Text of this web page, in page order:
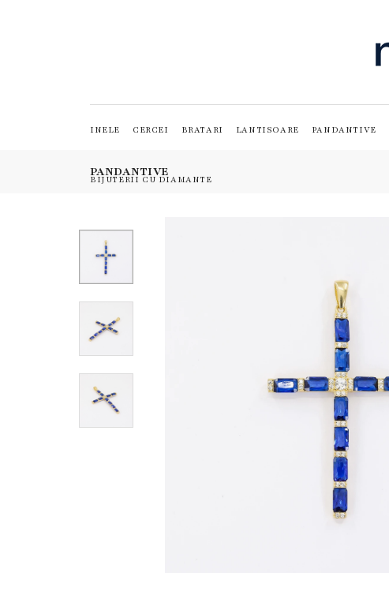
INELE CERCEI BRATARI LANTISOARE PANDANTIVE
BIJUTERII CU DIAMANTE
PANDANTIVE